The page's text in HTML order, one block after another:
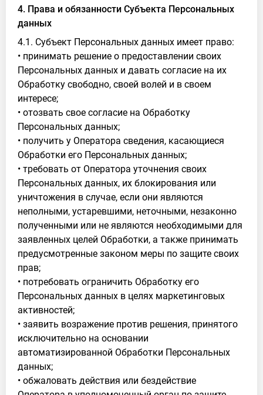
4. Права и обязанности Субъекта Персональных
данных
4.1. Субъект Персональных данных имеет право:
• принимать решение о предоставлении своих
Персональных данных и давать согласие на их
Обработку свободно, своей волей и в своем
интересе;
• отозвать свое согласие на Обработку
Персональных данных;
• получить у Оператора сведения, касающиеся
Обработки его Персональных данных;
• требовать от Оператора уточнения своих
Персональных данных, их блокирования или
уничтожения в случае, если они являются
неполными, устаревшими, неточными, незаконно
полученными или не являются необходимыми для
заявленных целей Обработки, а также принимать
предусмотренные законом меры по защите своих
прав;
• потребовать ограничить Обработку его
Персональных данных в целях маркетинговых
активностей;
• заявить возражение против решения, принятого
исключительно на основании
автоматизированной Обработки Персональных
данных;
• обжаловать действия или бездействие